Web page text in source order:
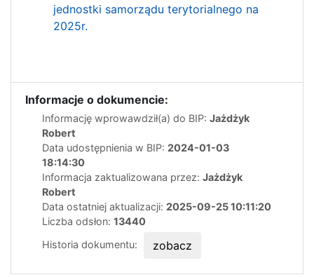
jednostki samorządu terytorialnego na
2025r.
Informacje o dokumencie:
Informację wprowawdził(a) do BIP: Jażdżyk
Robert
Data udostępnienia w BIP: 2024-01-03
18:14:30
Informacja zaktualizowana przez: Jażdżyk
Robert
Data ostatniej aktualizacji: 2025-09-25 10:11:20
Liczba odsłon: 13440
Historia dokumentu:
zobacz